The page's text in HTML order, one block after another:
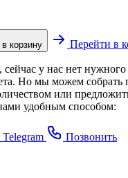
корзину Перейти в
у нас нет нужного
Но мы можем собрать
или
удобным способом:
Telegram Позвонить